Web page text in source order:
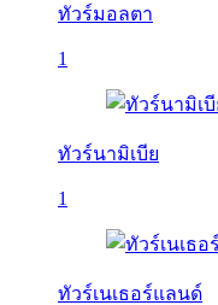
ทัวร์มอลตา
1
ทัวร์นามิเบีย
1
ทัวร์เนเธอร์แลนด์